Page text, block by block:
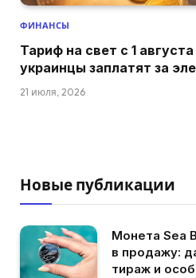
ФИНАНСЫ
Тариф на свет с 1
украинцы заплатят за
21 июля, 2026
Новые публикации
Монета Sea
в продажу:
тираж и